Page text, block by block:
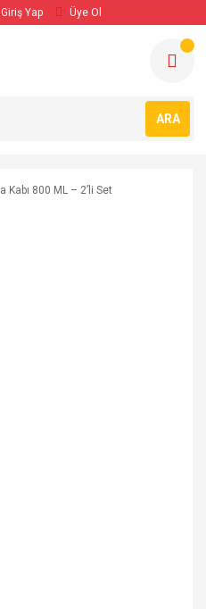
Giriş Yap Üye Ol
ARA